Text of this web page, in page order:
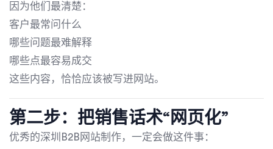
因为他们最清楚：
客户最常问什么
哪些问题最难解释
哪些点最容易成交
这些内容，恰恰应该被写进网站。
第二步：把销售话术“网页化”
优秀的深圳B2B网站制作，一定会做这件事：